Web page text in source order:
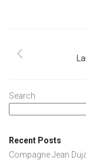
Search
Recent Posts
Compagne Jean